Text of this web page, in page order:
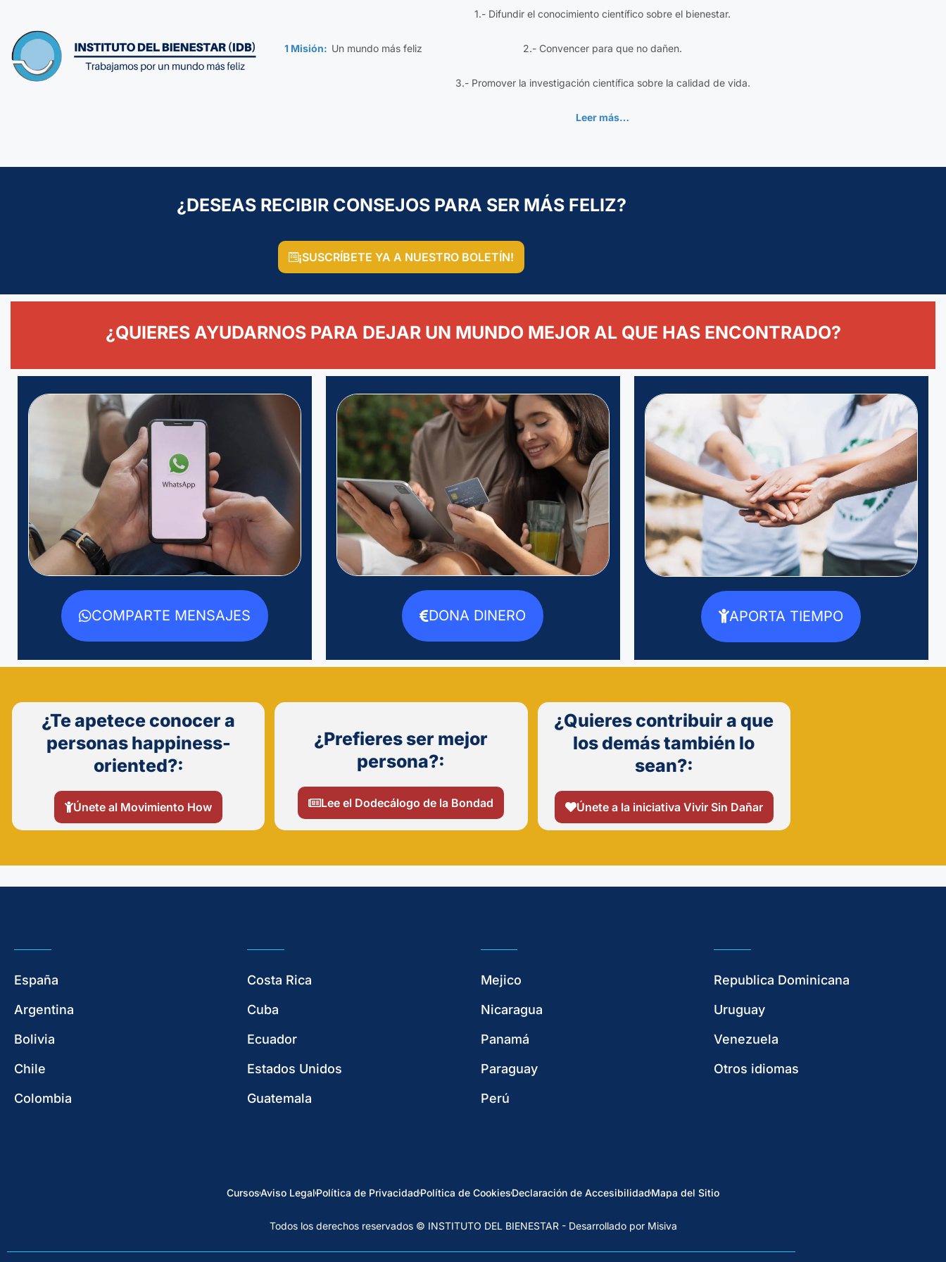
1 Misión: Un mundo más feliz
1.- Difundir el conocimiento científico sobre el bienestar.
2.- Convencer para que no dañen.
3.- Promover la investigación científica sobre la calidad de vida.
Leer más…
¿DESEAS RECIBIR CONSEJOS PARA SER MÁS FELIZ?
¡SUSCRÍBETE YA A NUESTRO BOLETÍN!
¿QUIERES AYUDARNOS PARA DEJAR UN MUNDO MEJOR AL QUE HAS ENCONTRADO?
COMPARTE MENSAJES DONA DINERO APORTA TIEMPO
¿Te apetece conocer a
personas happiness-
oriented?:
Únete al Movimiento How
¿Prefieres ser mejor
persona?:
Lee el Dodecálogo de la Bondad
¿Quieres contribuir a que
los demás también lo
sean?:
Únete a la iniciativa Vivir Sin Dañar
España
Argentina
Bolivia
Chile
Colombia
Costa Rica
Cuba
Ecuador
Estados Unidos
Guatemala
Mejico
Nicaragua
Panamá
Paraguay
Perú
Republica Dominicana
Uruguay
Venezuela
Otros idiomas
CursosAviso LegalPolítica de PrivacidadPolítica de CookiesDeclaración de AccesibilidadMapa del Sitio
Todos los derechos reservados © INSTITUTO DEL BIENESTAR - Desarrollado por Misiva